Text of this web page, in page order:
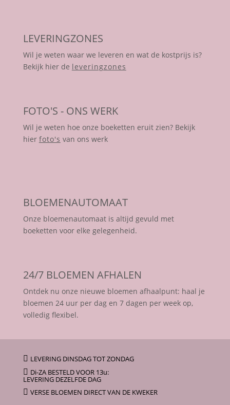
LEVERINGZONES
Wil je weten waar we leveren en wat de kostprijs is?
Bekijk hier de leveringzones
FOTO'S - ONS WERK
Wil je weten hoe onze boeketten eruit zien? Bekijk
hier foto's van ons werk
BLOEMENAUTOMAAT
Onze bloemenautomaat is altijd gevuld met
boeketten voor elke gelegenheid.
24/7 BLOEMEN AFHALEN
Ontdek nu onze nieuwe bloemen afhaalpunt: haal je
bloemen 24 uur per dag en 7 dagen per week op,
volledig flexibel.
 LEVERING DINSDAG TOT ZONDAG
 Di-ZA BESTELD VOOR 13u:
LEVERING DEZELFDE DAG
 VERSE BLOEMEN DIRECT VAN DE KWEKER